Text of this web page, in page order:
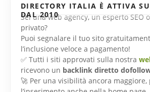
DIRECTORY ITALIA È ATTIVA
DAL 2010
Sei una web agency, un esperto SEO
privato?
Puoi segnalare il tuo sito
l’inclusione veloce a pagamento!
✅ Tutti i siti approvati sulla nostra
ricevono un backlink diretto
🚀 Per una visibilità ancora